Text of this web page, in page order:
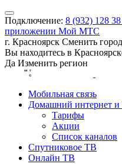
Подключение: 8 (932) 128
приложении Мой МТС
г. Красноярск Сменить
Вы находитесь в
Да Изменить регион
Мобильная связь
Домашний интернет
Тарифы
Акции
Список каналов
Спутниковое ТВ
Онлайн ТВ